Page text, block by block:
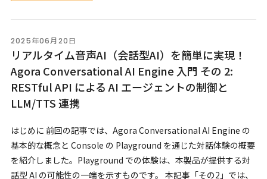
2025年06月20日
リアルタイム音声AI（会話型AI）を簡単に実現！
Agora Conversational AI Engine 入門 その 2:
RESTful API による AI エージェントの制御と
LLM/TTS 連携
はじめに 前回の記事では、Agora Conversational AI Engine の
基本的な概念と Console の Playground を通じた対話体験の概要
を紹介しました。Playground での体験は、本製品が提供する対
話型 AI の可能性の一端を示すものです。 本記事「その2」では、